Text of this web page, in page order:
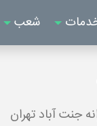
شعب
جنت آباد تهران